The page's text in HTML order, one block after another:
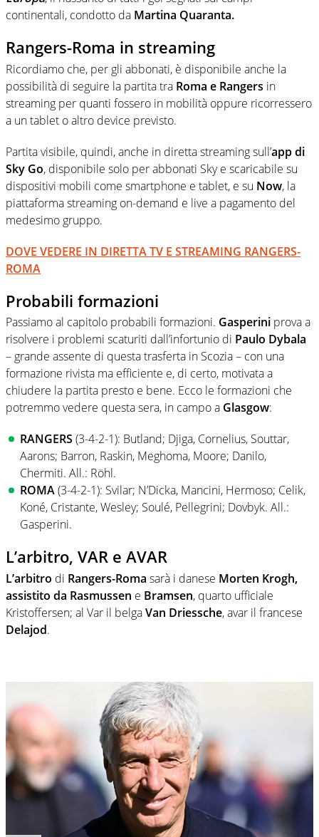
continentali, condotto da Martina Quaranta.
Rangers-Roma in streaming
Ricordiamo che, per gli abbonati, è disponibile anche la
possibilità di seguire la partita tra Roma e Rangers in
streaming per quanti fossero in mobilità oppure ricorressero
a un tablet o altro device previsto.
Partita visibile, quindi, anche in diretta streaming sull’app di
Sky Go, disponibile solo per abbonati Sky e scaricabile su
dispositivi mobili come smartphone e tablet, e su Now, la
piattaforma streaming on-demand e live a pagamento del
medesimo gruppo.
DOVE VEDERE IN DIRETTA TV E STREAMING RANGERS-
ROMA
Probabili formazioni
Passiamo al capitolo probabili formazioni. Gasperini prova a
risolvere i problemi scaturiti dall’infortunio di Paulo Dybala
– grande assente di questa trasferta in Scozia – con una
formazione rivista ma efficiente e, di certo, motivata a
chiudere la partita presto e bene. Ecco le formazioni che
potremmo vedere questa sera, in campo a Glasgow:
RANGERS (3-4-2-1): Butland; Djiga, Cornelius, Souttar,
Aarons; Barron, Raskin, Meghoma, Moore; Danilo,
Chermiti. All.: Röhl.
ROMA(3-4-2-1): Svilar; N’Dicka, Mancini, Hermoso; Celik,
Koné, Cristante, Wesley; Soulé, Pellegrini; Dovbyk. All.:
Gasperini.
L’arbitro, VAR e AVAR
L’arbitro di Rangers-Roma sarà i danese Morten Krogh,
assistito da Rasmussen e Bramsen, quarto ufficiale
Kristoffersen; al Var il belgaVan Driessche, avar il francese
Delajod.